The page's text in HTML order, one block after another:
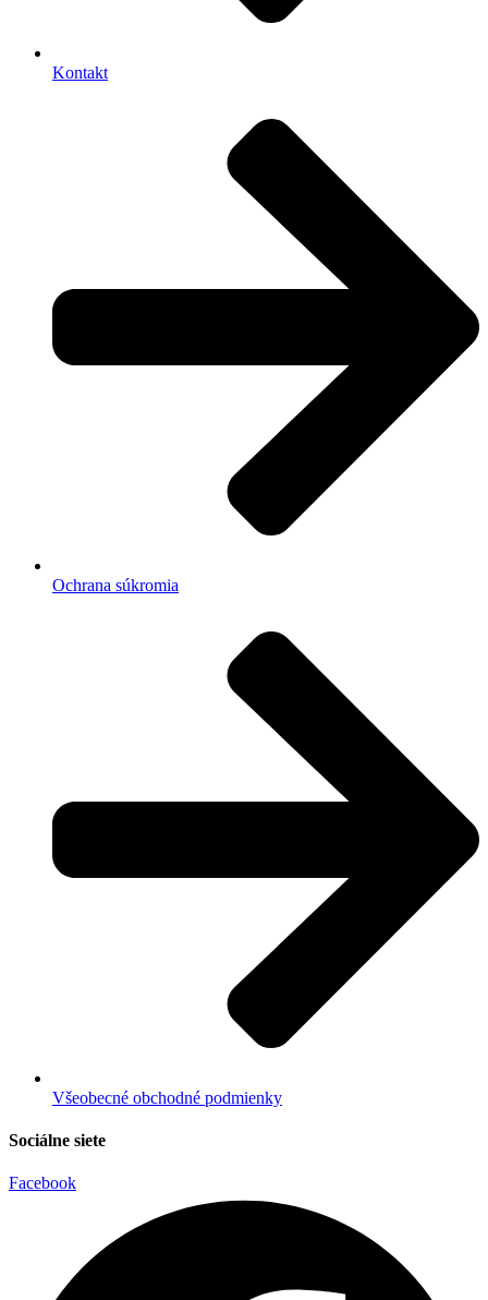
Kontakt
Ochrana súkromia
Všeobecné obchodné podmienky
Sociálne siete
Facebook